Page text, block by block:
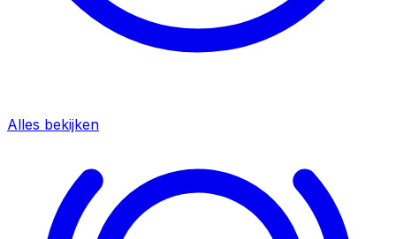
Alles bekijken